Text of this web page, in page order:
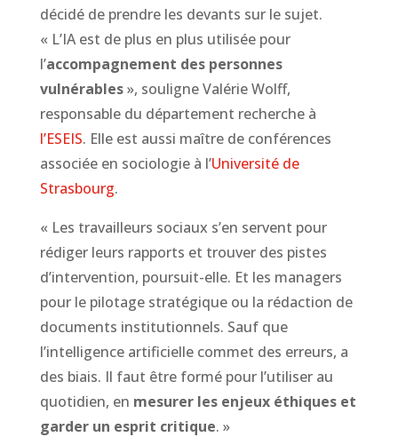
décidé de prendre les devants sur le sujet.
« L’IA est de plus en plus utilisée pour
l’accompagnement des personnes
vulnérables», souligne Valérie Wolff,
responsable du département recherche à
l’ESEIS. Elle est aussi maître de conférences
associée en sociologie à l’Université de
Strasbourg.
« Les travailleurs sociaux s’en servent pour
rédiger leurs rapports et trouver des pistes
d’intervention, poursuit-elle. Et les managers
pour le pilotage stratégique ou la rédaction de
documents institutionnels. Sauf que
l’intelligence artificielle commet des erreurs, a
des biais. Il faut être formé pour l’utiliser au
quotidien, en mesurer les enjeux éthiques et
garder un esprit critique. »